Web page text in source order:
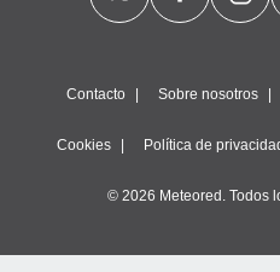
Contacto Sobre nosotros
Cookies Política de
© 2026 Meteored. Todos